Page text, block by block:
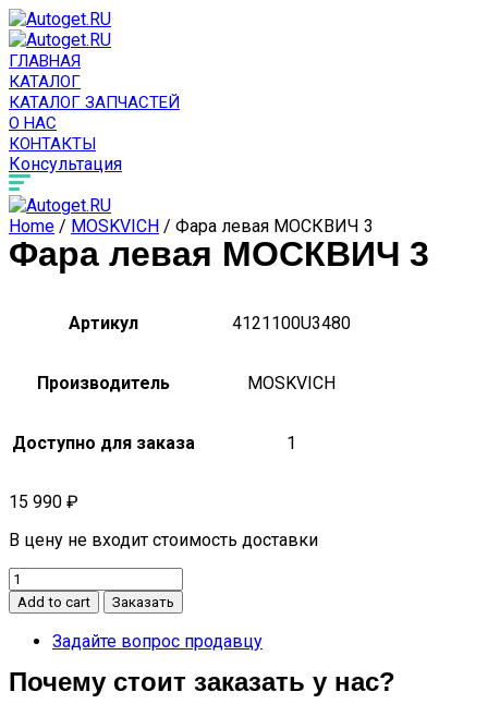
ГЛАВНАЯ
КАТАЛОГ
КАТАЛОГ ЗАПЧАСТЕЙ
О НАС
КОНТАКТЫ
Консультация
Home / MOSKVICH / Фара левая МОСКВИЧ 3
Фара левая МОСКВИЧ 3
Артикул 4121100U3480
Производитель MOSKVICH
Доступно для заказа 1
15 990 ₽
В цену не входит стоимость доставки
Фара
левая
МОСКВИЧ
Add to cart Заказать
Задайте вопрос продавцу
Почему стоит заказать у нас?